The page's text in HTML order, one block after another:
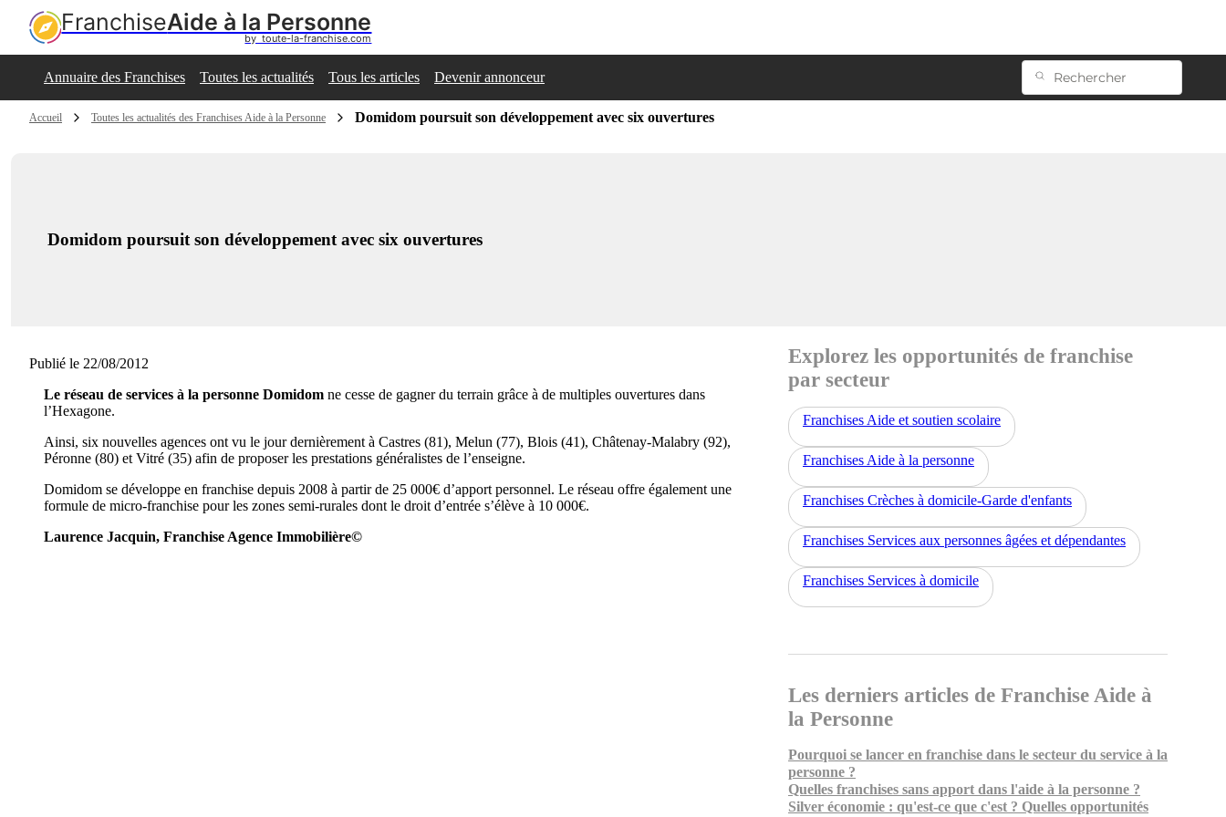
FranchiseAide à la Personne
by  toute-la-franchise.com
Annuaire des Franchises Toutes les actualités Tous les articles Devenir annonceur
Accueil Toutes les actualités des Franchises Aide à la Personne Domidom poursuit son développement avec six ouvertures
Domidom poursuit son développement avec six ouvertures
Publié le 22/08/2012
Le réseau de services à la personne Domidom ne cesse de gagner du terrain grâce à de multiples ouvertures dans
l’Hexagone.
Ainsi, six nouvelles agences ont vu le jour dernièrement à Castres (81), Melun (77), Blois (41), Châtenay-Malabry (92),
Péronne (80) et Vitré (35) afin de proposer les prestations généralistes de l’enseigne.
Domidom se développe en franchise depuis 2008 à partir de 25 000€ d’apport personnel. Le réseau offre également une
formule de micro-franchise pour les zones semi-rurales dont le droit d’entrée s’élève à 10 000€.
Laurence Jacquin, Franchise Agence Immobilière©
Explorez les opportunités de franchise
par secteur
Franchises Aide et soutien scolaire
Franchises Aide à la personne
Franchises Crèches à domicile-Garde d'enfants
Franchises Services aux personnes âgées et dépendantes
Franchises Services à domicile
Les derniers articles de Franchise Aide à
la Personne
Pourquoi se lancer en franchise dans le secteur du service à la
personne ?
Quelles franchises sans apport dans l'aide à la personne ?
Silver économie : qu'est-ce que c'est ? Quelles opportunités